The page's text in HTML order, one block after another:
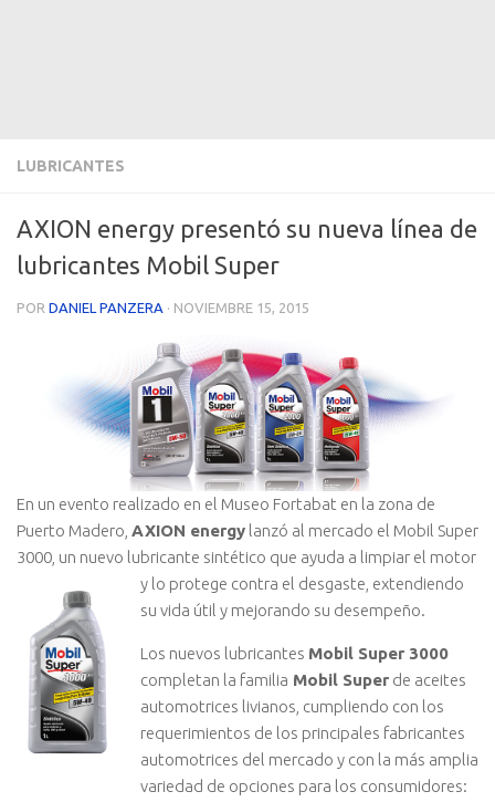
LUBRICANTES
AXION energy presentó su nueva línea de
lubricantes Mobil Super
POR DANIEL PANZERA · NOVIEMBRE 15, 2015
En un evento realizado en el Museo Fortabat en la zona de
Puerto Madero, AXION energy lanzó al mercado el Mobil Super
3000, un nuevo lubricante sintético que ayuda a limpiar el motor
y lo protege contra el desgaste, extendiendo
su vida útil y mejorando su desempeño.
Los nuevos lubricantes Mobil Super 3000
completan la familia Mobil Superde aceites
automotrices livianos, cumpliendo con los
requerimientos de los principales fabricantes
automotrices del mercado y con la más amplia
variedad de opciones para los consumidores: